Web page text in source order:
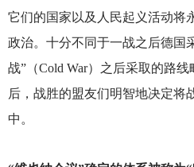
它们的国家以及人民起义活动将
政治。十分不同于一战之后德国
战”（Cold War）之后采取的路
后，战胜的盟友们明智地决定将
中。